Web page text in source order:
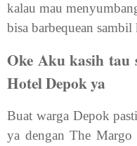
kalau mau
bisa barbequean sambil
Oke Aku kasih tau
Hotel Depok ya
Buat warga Depok
ya dengan The